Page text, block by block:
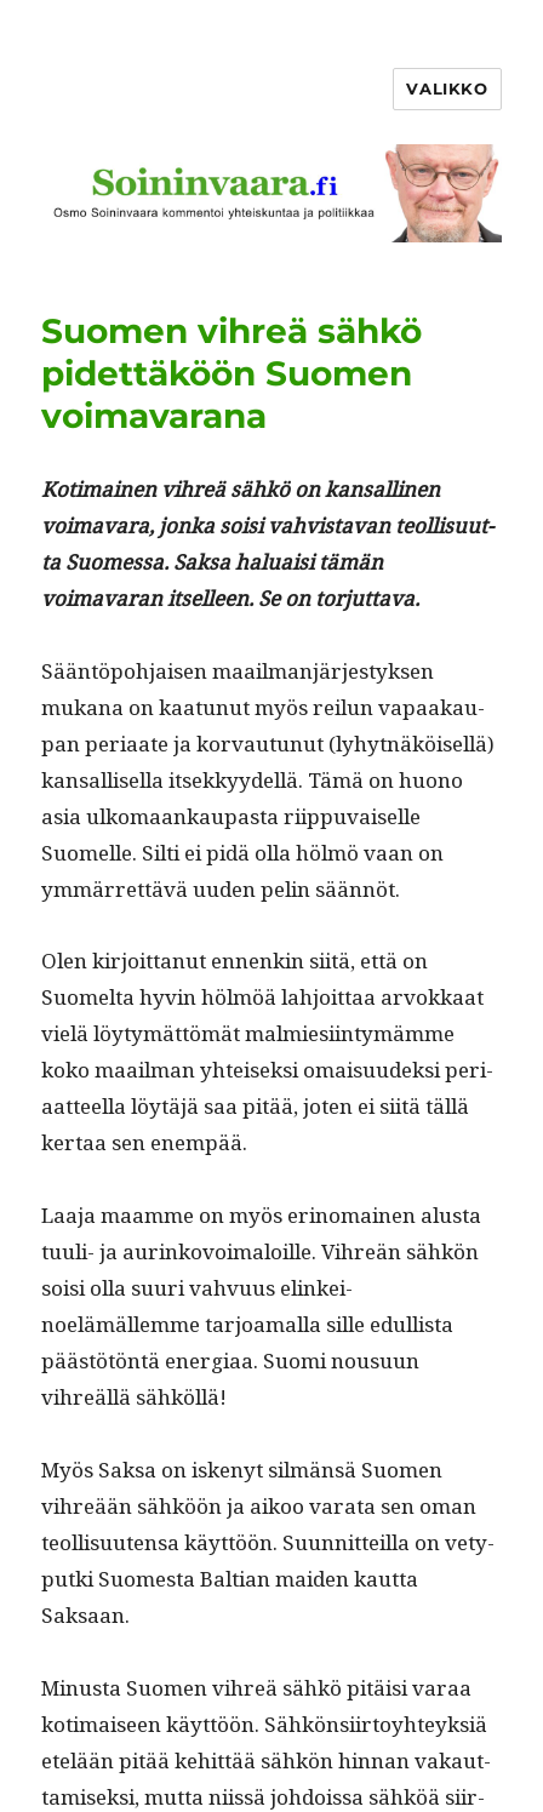
VALIKKO
Suomen vihreä sähkö
pidettäköön Suomen
voimavarana
Koti­mainen vihreä sähkö on kansalli­nen
voimavara, jon­ka soisi vahvis­ta­van teol­lisu­ut­
ta Suomes­sa. Sak­sa halu­aisi tämän
voimavaran itselleen. Se on torjuttava.
Sään­töpo­h­jaisen maail­man­järjestyk­sen
mukana on kaatunut myös reilun vapaakau­
pan peri­aate ja kor­vau­tunut (lyhyt­näköisel­lä)
kansal­lisel­la itsekkyy­del­lä. Tämä on huono
asia ulko­maankau­pas­ta riip­pu­vaiselle
Suomelle. Silti ei pidä olla hölmö vaan on
ymmär­ret­tävä uuden pelin säännöt.
Olen kir­joit­tanut ennenkin siitä, että on
Suomelta hyvin hölmöä lahjoit­taa arvokkaat
vielä löy­tymät­tömät malmiesi­in­tymämme
koko maail­man yhteisek­si omaisu­udek­si peri­
aat­teel­la löytäjä saa pitää, joten ei siitä täl­lä
ker­taa sen enempää.
Laa­ja maamme on myös eri­no­mainen alus­ta
tuuli- ja aurinkovoimaloille. Vihreän sähkön
soisi olla suuri vahvu­us elinkei­
noelämällemme tar­joa­mal­la sille edullista
päästötön­tä ener­giaa. Suo­mi nousu­un
vihreäl­lä sähköllä!
Myös Sak­sa on iskenyt silmän­sä Suomen
vihreään sähköön ja aikoo vara­ta sen oman
teol­lisuuten­sa käyt­töön. Suun­nit­teil­la on vety­
put­ki Suomes­ta Balt­ian maid­en kaut­ta
Saksaan.
Minus­ta Suomen vihreä sähkö pitäisi varaa
koti­maiseen käyt­töön. Sähkön­si­ir­toy­hteyk­siä
etelään pitää kehit­tää sähkön hin­nan vakaut­
tamisek­si, mut­ta niis­sä johdois­sa sähköä siir­